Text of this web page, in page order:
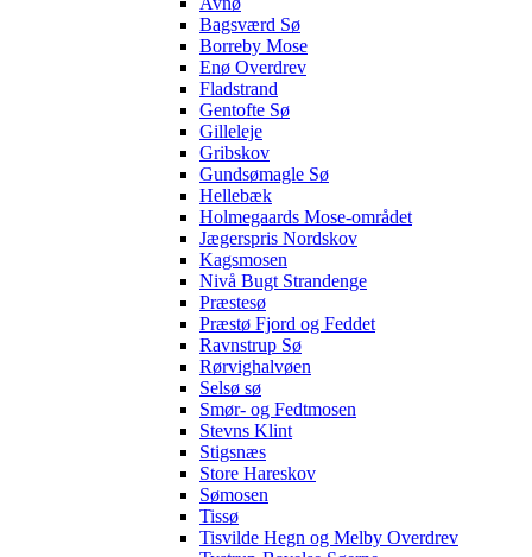
Bagsværd Sø
Borreby Mose
Enø Overdrev
Fladstrand
Gentofte Sø
Gilleleje
Gribskov
Gundsømagle Sø
Hellebæk
Holmegaards Mose-området
Jægerspris Nordskov
Kagsmosen
Nivå Bugt Strandenge
Præstesø
Præstø Fjord og Feddet
Ravnstrup Sø
Rørvighalvøen
Selsø sø
Smør- og Fedtmosen
Stevns Klint
Stigsnæs
Store Hareskov
Sømosen
Tissø
Tisvilde Hegn og Melby Overdrev